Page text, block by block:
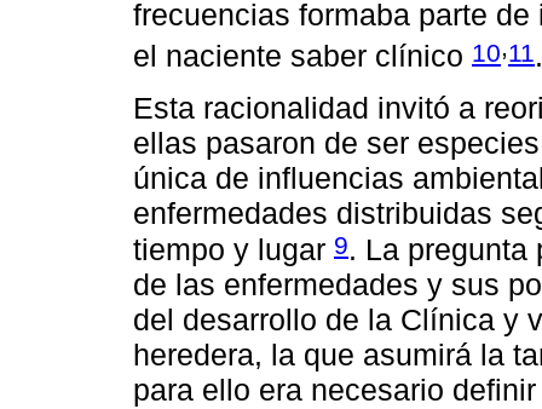
frecuencias formaba parte
el naciente saber clínico 10,11 .
Esta racionalidad invitó a
ellas pasaron de ser
única de influencias
enfermedades distribuidas
tiempo y lugar 9. La pregunta
de las enfermedades y sus
del desarrollo de la Clínica y
heredera, la que asumirá la
para ello era necesario